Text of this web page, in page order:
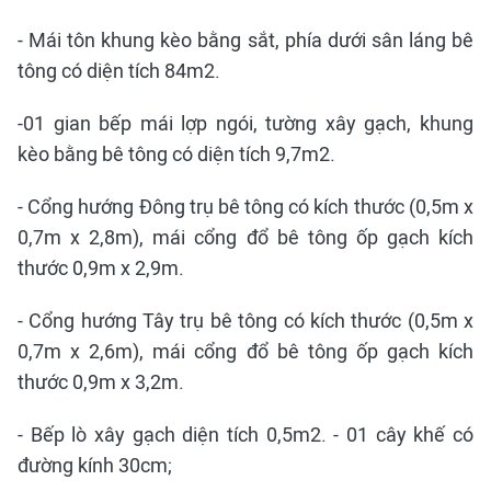
- Mái tôn khung kèo bằng sắt, phía dưới sân láng bê
tông có diện tích 84m2.
-01 gian bếp mái lợp ngói, tường xây gạch, khung
kèo bằng bê tông có diện tích 9,7m2.
- Cổng hướng Đông trụ bê tông có kích thước (0,5m x
0,7m x 2,8m), mái cổng đổ bê tông ốp gạch kích
thước 0,9m x 2,9m.
- Cổng hướng Tây trụ bê tông có kích thước (0,5m x
0,7m x 2,6m), mái cổng đổ bê tông ốp gạch kích
thước 0,9m x 3,2m.
- Bếp lò xây gạch diện tích 0,5m2. - 01 cây khế có
đường kính 30cm;